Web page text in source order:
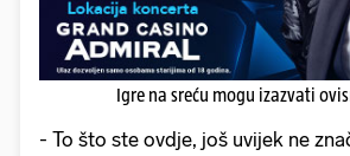
Igre na sreću mogu izazvati
- To što ste ovdje, još uvijek ne